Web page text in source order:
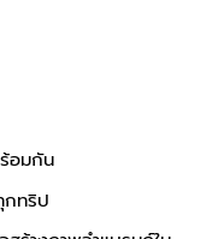
อมกัน
กทริป